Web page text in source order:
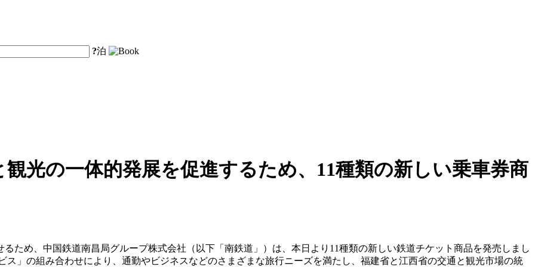
?泊
光の一体的発展を促進するため、11種類の新しい乗車券商
ため、中国鉄道南昌局グループ株式会社（以下「南鉄道」）は、本日より11種類の新しい鉄道チケット商品を発売しまし
」の組み合わせにより、通勤やビジネスなどのさまざまな旅行ニーズを満たし、福建省と江西省の交通と観光市場の統